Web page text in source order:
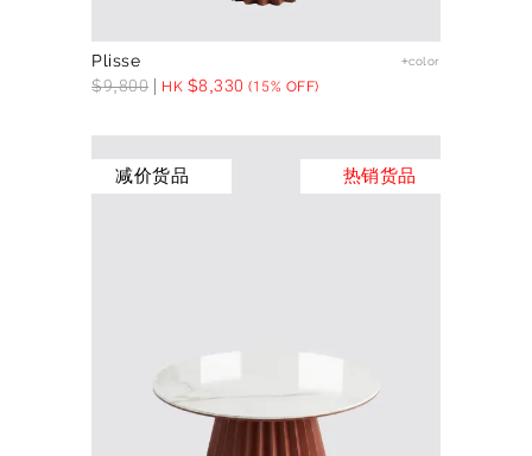
Plisse +color
$9,800 HK $8,330 (15% OFF)
减价货品 热销货品